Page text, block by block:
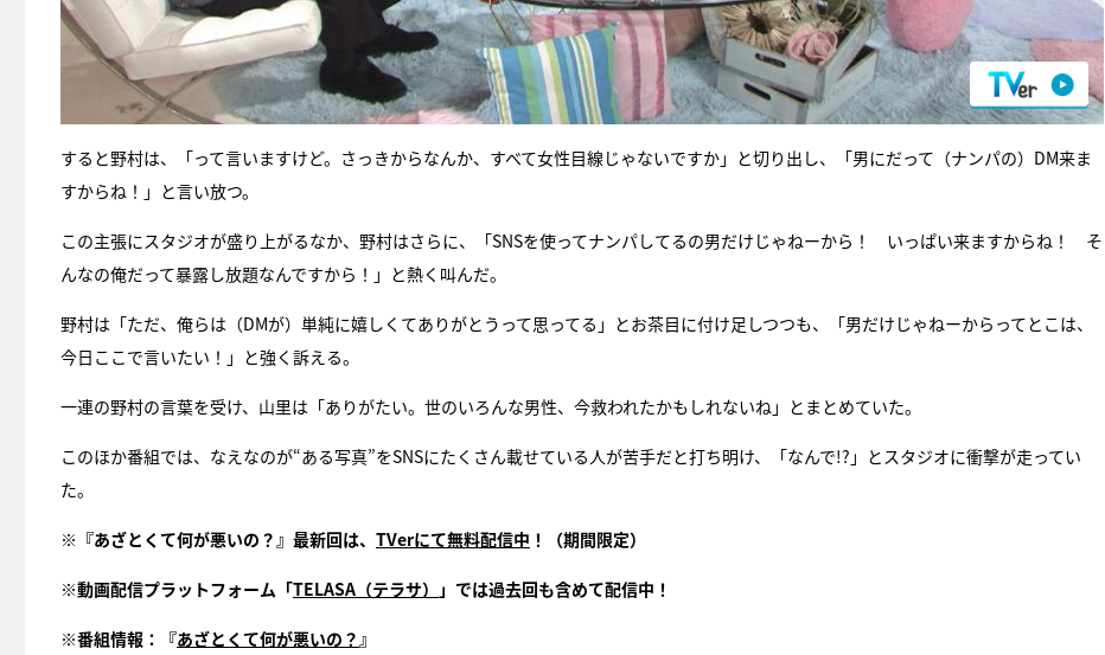
すると野村は、「って言いますけど。さっきからなんか、すべて女性目線じゃないですか」と切り出し、「男にだって（ナンパの）DM来ま
すからね！」と言い放つ。
この主張にスタジオが盛り上がるなか、野村はさらに、「SNSを使ってナンパしてるの男だけじゃねーから！ いっぱい来ますからね！ そ
んなの俺だって暴露し放題なんですから！」と熱く叫んだ。
野村は「ただ、俺らは（DMが）単純に嬉しくてありがとうって思ってる」とお茶目に付け足しつつも、「男だけじゃねーからってとこは、
今日ここで言いたい！」と強く訴える。
一連の野村の言葉を受け、山里は「ありがたい。世のいろんな男性、今救われたかもしれないね」とまとめていた。
このほか番組では、なえなのが“ある写真”をSNSにたくさん載せている人が苦手だと打ち明け、「なんで!?」とスタジオに衝撃が走ってい
た。
※『あざとくて何が悪いの？』最新回は、 TVerにて無料配信中 ！（期間限定）
※動画配信プラットフォーム「TELASA（テラサ） 」では過去回も含めて配信中！
※番組情報：『あざとくて何が悪いの？』